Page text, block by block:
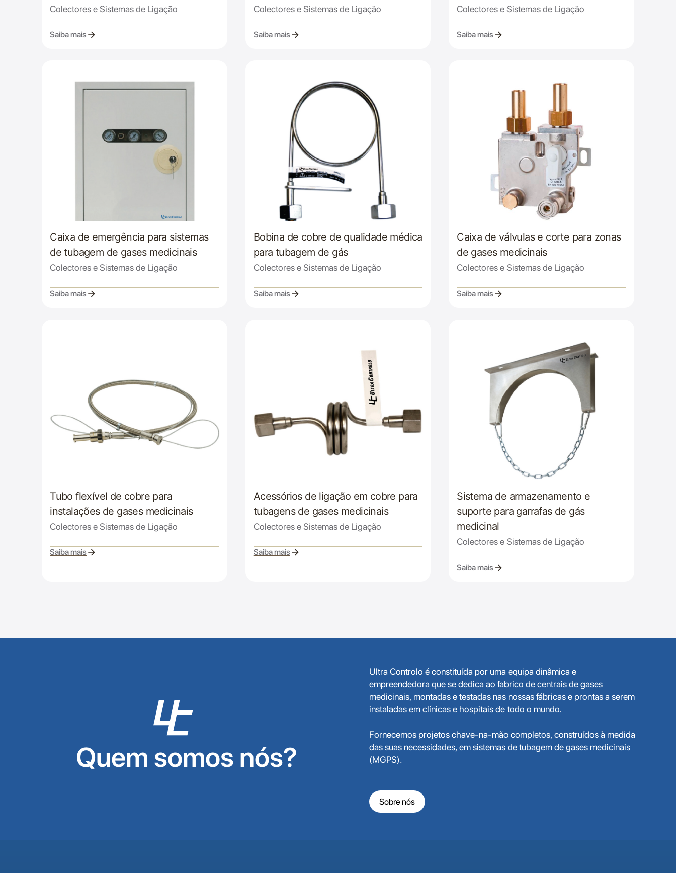
Colectores e Sistemas de Ligação
Saiba mais
Colectores e Sistemas de Ligação
Saiba mais
Colectores e Sistemas de Ligação
Saiba mais
Caixa de emergência para sistemas
de tubagem de gases medicinais
Colectores e Sistemas de Ligação
Saiba mais
Bobina de cobre de qualidade médica
para tubagem de gás
Colectores e Sistemas de Ligação
Saiba mais
Caixa de válvulas e corte para zonas
de gases medicinais
Colectores e Sistemas de Ligação
Saiba mais
Tubo flexível de cobre para
instalações de gases medicinais
Colectores e Sistemas de Ligação
Saiba mais
Acessórios de ligação em cobre para
tubagens de gases medicinais
Colectores e Sistemas de Ligação
Saiba mais
Sistema de armazenamento e
suporte para garrafas de gás
medicinal
Colectores e Sistemas de Ligação
Saiba mais
Quem somos nós?
Ultra Controlo é constituída por uma equipa dinâmica e
empreendedora que se dedica ao fabrico de centrais de gases
medicinais, montadas e testadas nas nossas fábricas e prontas a serem
instaladas em clínicas e hospitais de todo o mundo.
Fornecemos projetos chave-na-mão completos, construídos à medida
das suas necessidades, em sistemas de tubagem de gases medicinais
(MGPS).
Sobre nós